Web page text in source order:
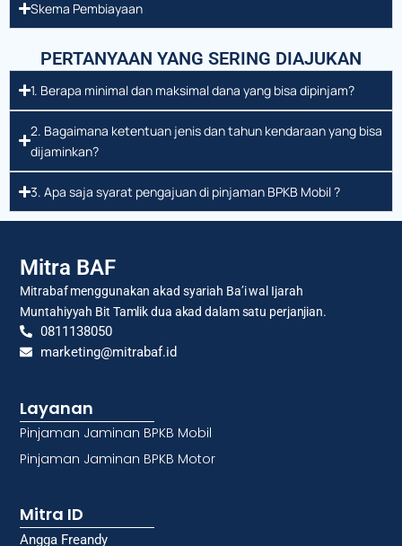
Skema Pembiayaan
PERTANYAAN YANG SERING DIAJUKAN
1. Berapa minimal dan maksimal dana yang bisa dipinjam?
2. Bagaimana ketentuan jenis dan tahun kendaraan yang bisa
dijaminkan?
3. Apa saja syarat pengajuan di pinjaman BPKB Mobil ?
Mitra BAF
Mitrabaf menggunakan akad syariah Ba’i wal Ijarah
Muntahiyyah Bit Tamlik dua akad dalam satu perjanjian.
0811138050
marketing@mitrabaf.id
Layanan
Pinjaman Jaminan BPKB Mobil
Pinjaman Jaminan BPKB Motor
Mitra ID
Angga Freandy